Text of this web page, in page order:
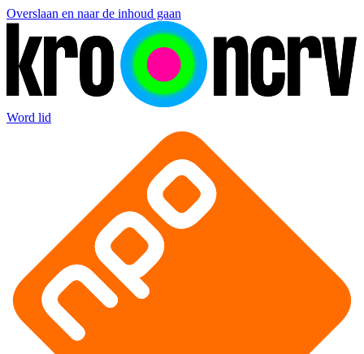
Overslaan en naar de inhoud gaan
Word lid